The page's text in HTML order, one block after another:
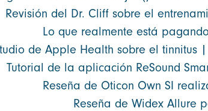
Revisión del Dr. Cliff sobre el
Lo que realmente está
de Apple Health sobre el tinnitus
Tutorial de la aplicación ReSound
Reseña de Oticon Own SI
Reseña de Widex Allure